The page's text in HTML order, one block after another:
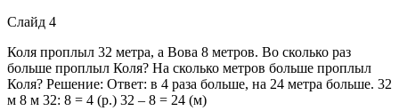
Слайд 4
Коля проплыл 32 метра, а Вова 8 метров. Во сколько раз
больше проплыл Коля? На сколько метров больше проплыл
Коля? Решение: Ответ: в 4 раза больше, на 24 метра больше. 32
м 8 м 32: 8 = 4 (р.) 32 – 8 = 24 (м)